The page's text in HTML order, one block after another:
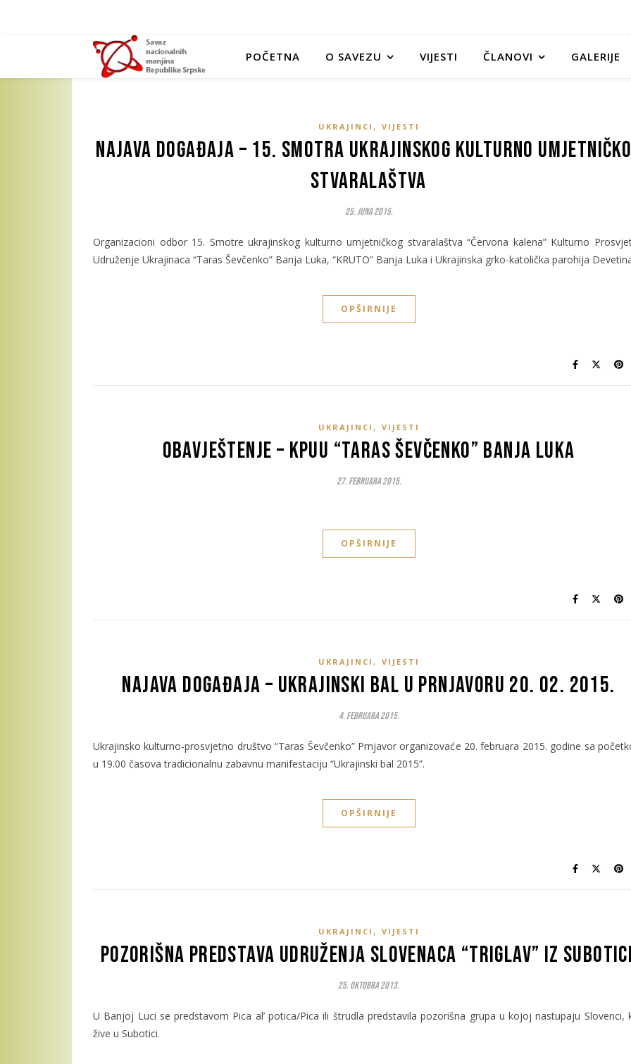
POČETNA O SAVEZU VIJESTI ČLANOVI GALERIJE
UKRAJINCI , VIJESTI
Najava događaja – 15. smotra ukrajinskog kulturno
stvaralaštva
25. Juna 2015.
Organizacioni odbor 15. Smotre ukrajinskog kulturno umjetničkog stvaralaštva “Červona kalena” Kulturno
Udruženje Ukrajinaca “Taras Ševčenko” Banja Luka, “KRUTO” Banja Luka i Ukrajinska grko-katolička parohija
OPŠIRNIJE
UKRAJINCI , VIJESTI
Obavještenje – KPUU “Taras Ševčenko” Banja Luka
27. Februara 2015.
OPŠIRNIJE
UKRAJINCI , VIJESTI
Najava događaja – Ukrajinski bal u Prnjavoru 20. 02. 2015.
4. Februara 2015.
Ukrajinsko kulturno-prosvjetno društvo “Taras Ševčenko” Prnjavor organizovaće 20. februara 2015. godine sa
u 19.00 časova tradicionalnu zabavnu manifestaciju “Ukrajinski bal 2015”.
OPŠIRNIJE
UKRAJINCI , VIJESTI
Pozorišna predstava Udruženja Slovenaca “Triglav” iz
25. Oktobra 2013.
U Banjoj Luci se predstavom Pica al’ potica/Pica ili štrudla predstavila pozorišna grupa u kojoj nastupaju Slovenci,
žive u Subotici.